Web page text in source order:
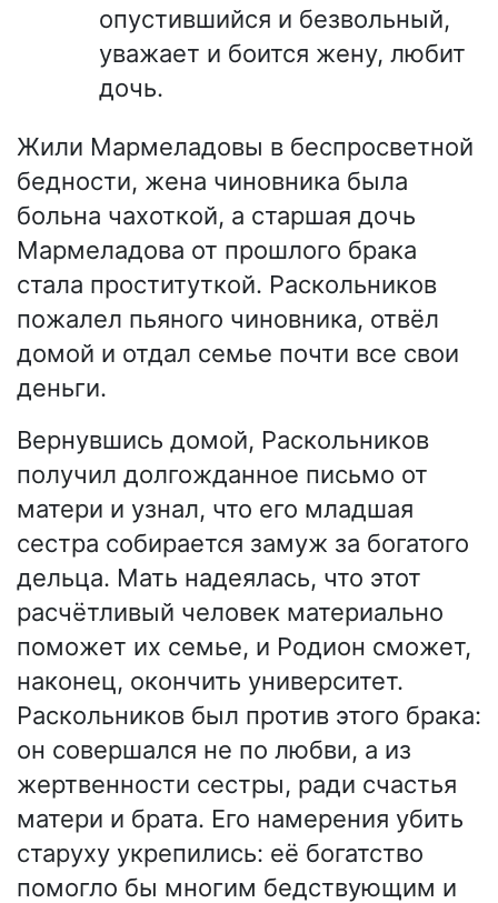
опустившийся и безвольный,
уважает и боится жену, любит
дочь.
Жили Мармеладовы в беспросветной
бедности, жена чиновника была
больна чахоткой, а старшая дочь
Мармеладова от прошлого брака
стала проституткой. Раскольников
пожалел пьяного чиновника, отвёл
домой и отдал семье почти все свои
деньги.
Вернувшись домой, Раскольников
получил долгожданное письмо от
матери и узнал, что его младшая
сестра собирается замуж за богатого
дельца. Мать надеялась, что этот
расчётливый человек материально
поможет их семье, и Родион сможет,
наконец, окончить университет.
Раскольников был против этого брака:
он совершался не по любви, а из
жертвенности сестры, ради счастья
матери и брата. Его намерения убить
старуху укрепились: её богатство
помогло бы многим бедствующим и